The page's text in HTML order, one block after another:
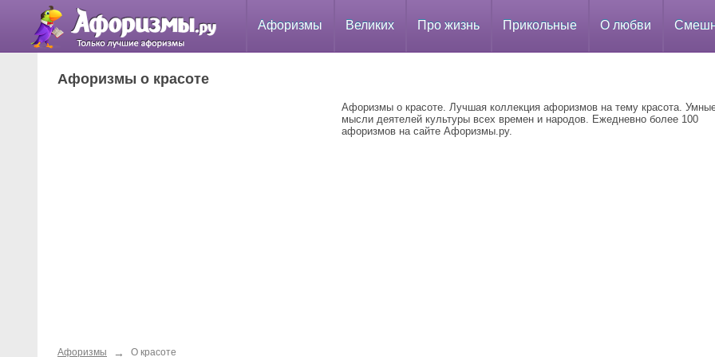
Афоризмы Великих Про жизнь Прикольные О любви
Афоризмы о красоте
Афоризмы о красоте. Лучшая коллекция афоризмов на тему красота.
мысли деятелей культуры всех времен и народов. Ежедневно более 100
афоризмов на сайте Афоризмы.ру.
Афоризмы → О красоте